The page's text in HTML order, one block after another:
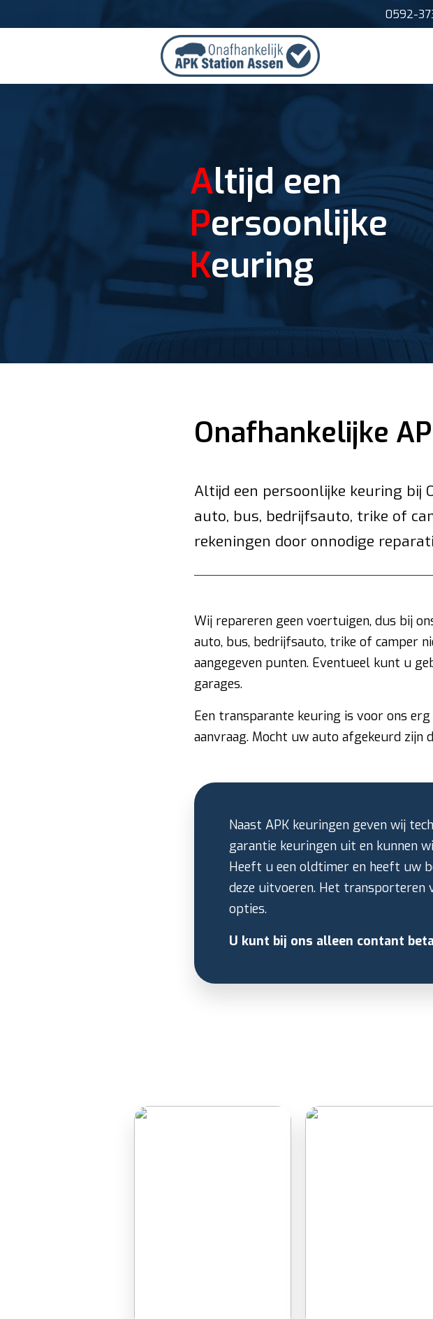
0592-
Altijd een
Persoonlijke
Keuring
Onafhankelijke
Altijd een persoonlijke keuring bij
auto, bus, bedrijfsauto, trike of
rekeningen door onnodige
Wij repareren geen voertuigen, dus bij
auto, bus, bedrijfsauto, trike of camper
aangegeven punten. Eventueel kunt u
garages.
Een transparante keuring is voor ons
aanvraag. Mocht uw auto afgekeurd zijn
Naast APK keuringen geven wij
garantie keuringen uit en kunnen
Heeft u een oldtimer en heeft uw
deze uitvoeren. Het transporteren
opties.
U kunt bij ons alleen contant